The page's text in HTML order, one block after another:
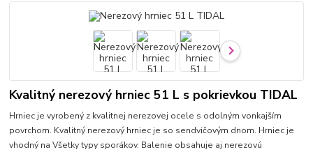
Kvalitný nerezový hrniec 51 L s pokrievkou TIDAL
Hrniec je vyrobený z kvalitnej nerezovej ocele s odolným vonkajším
povrchom. Kvalitný nerezový hrniec je so sendvičovým dnom. Hrniec je
vhodný na Všetky typy sporákov. Balenie obsahuje aj nerezovú